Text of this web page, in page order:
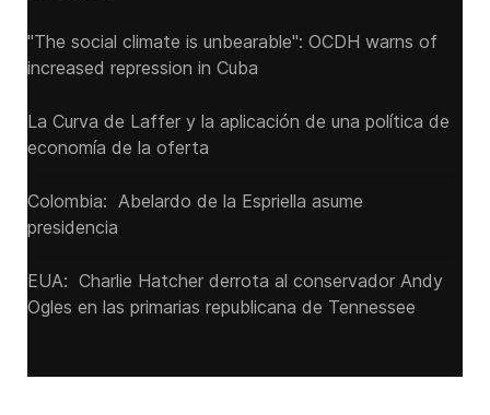
"The social climate is unbearable": OCDH warns of
increased repression in Cuba
La Curva de Laffer y la aplicación de una política de
economía de la oferta
Colombia: Abelardo de la Espriella asume
presidencia
EUA: Charlie Hatcher derrota al conservador Andy
Ogles en las primarias republicana de Tennessee